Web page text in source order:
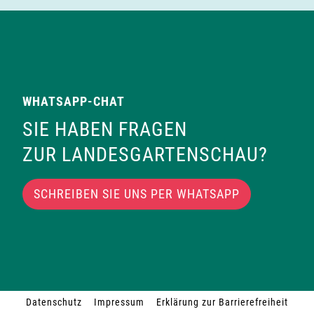
WHATSAPP-CHAT
SIE HABEN FRAGEN
ZUR LANDESGARTENSCHAU?
SCHREIBEN SIE UNS PER WHATSAPP
Datenschutz Impressum Erklärung zur Barrierefreiheit